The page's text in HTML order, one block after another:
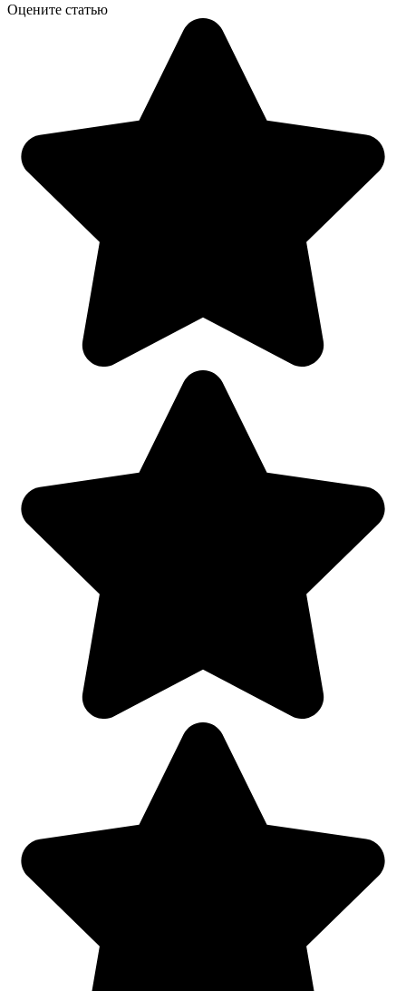
Оцените статью